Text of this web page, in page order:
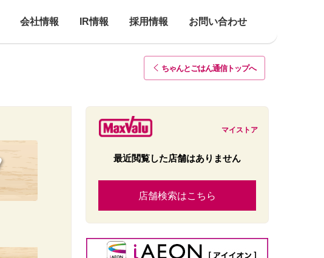
会社情報 IR情報 採用情報 お問い合わせ
ちゃんとごはん通信トップへ
マイストア
最近閲覧した店舗はありません
店舗検索はこちら